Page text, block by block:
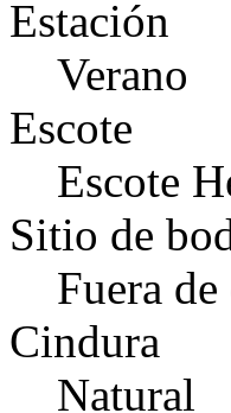
Estación
Verano
Escote
Escote
Sitio de
Fuera de
Cindura
Natural